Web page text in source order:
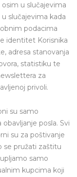
u slučajevima
slučajevima kada
podacima
identitet Korisnika
adresa stanovanja
statistiku te
za
privoli.
su samo
posla. Svi
su za poštivanje
se pružati zaštitu
samo
kupcima koji